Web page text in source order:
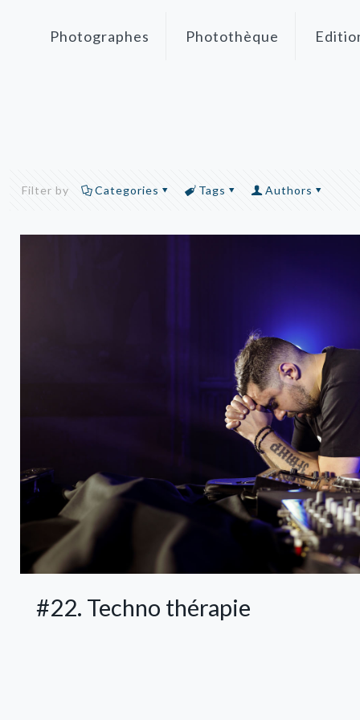
Photographes Photothèque
Filter by Categories Tags Authors
#22. Techno thérapie